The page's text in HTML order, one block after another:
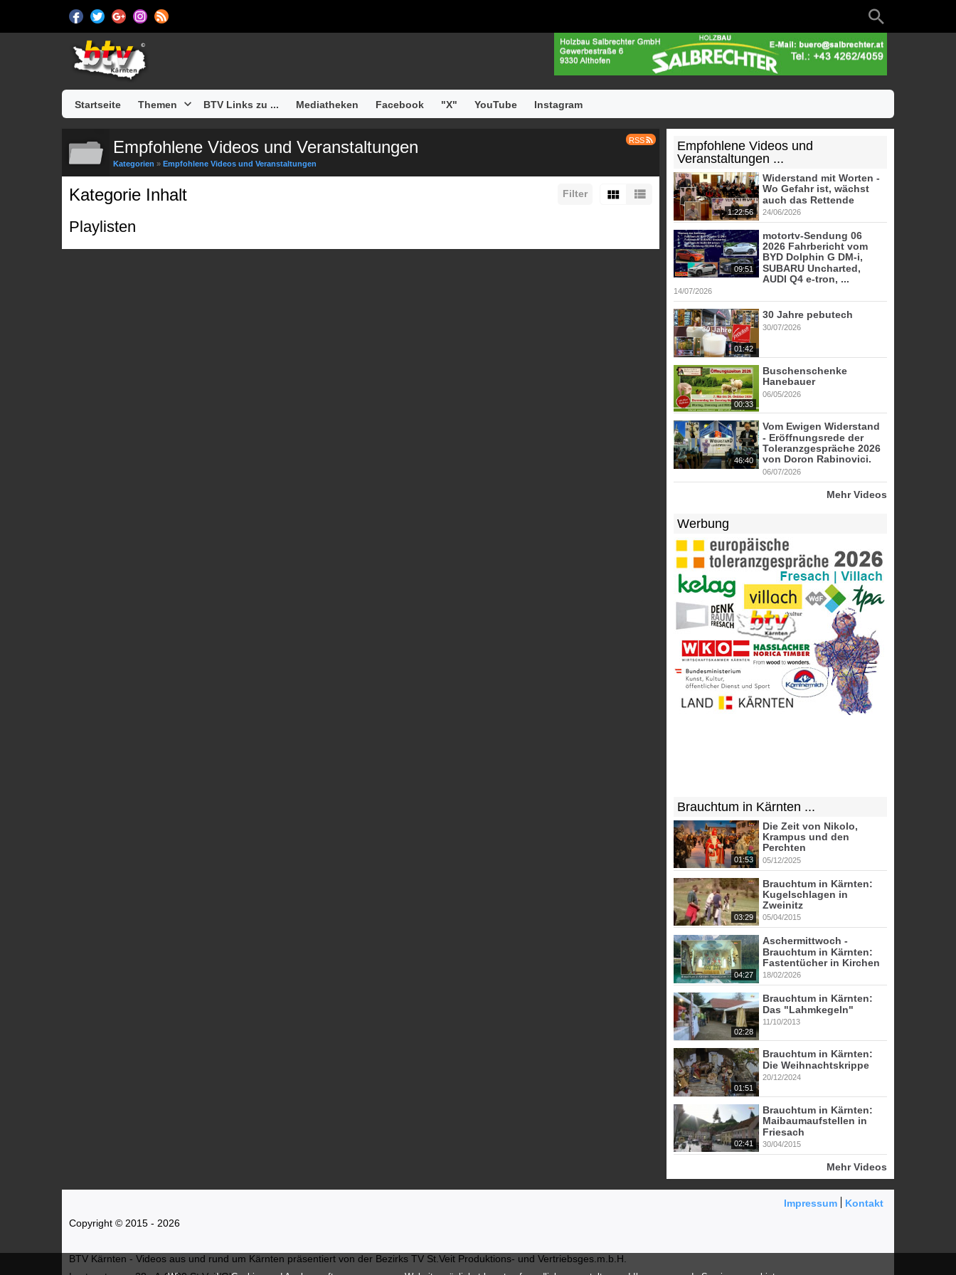
Startseite Themen BTV Links zu ... Mediatheken Facebook "X" YouTube Instagram
RSS
Empfohlene Videos und Veranstaltungen
Kategorien » Empfohlene Videos und Veranstaltungen
Filter
Kategorie Inhalt
Playlisten
Empfohlene Videos und
Veranstaltungen ...
1:22:56
Widerstand mit Worten -
Wo Gefahr ist, wächst
auch das Rettende
24/06/2026
09:51
motortv-Sendung 06
2026 Fahrbericht vom
BYD Dolphin G DM-i,
SUBARU Uncharted,
AUDI Q4 e-tron, ...
14/07/2026
01:42
30 Jahre pebutech
30/07/2026
00:33
Buschenschenke
Hanebauer
06/05/2026
46:40
Vom Ewigen Widerstand
- Eröffnungsrede der
Toleranzgespräche 2026
von Doron Rabinovici.
06/07/2026
Mehr Videos
Werbung
Brauchtum in Kärnten ...
01:53
Die Zeit von Nikolo,
Krampus und den
Perchten
05/12/2025
03:29
Brauchtum in Kärnten:
Kugelschlagen in
Zweinitz
05/04/2015
04:27
Aschermittwoch -
Brauchtum in Kärnten:
Fastentücher in Kirchen
18/02/2026
02:28
Brauchtum in Kärnten:
Das "Lahmkegeln"
11/10/2013
01:51
Brauchtum in Kärnten:
Die Weihnachtskrippe
20/12/2024
02:41
Brauchtum in Kärnten:
Maibaumaufstellen in
Friesach
30/04/2015
Mehr Videos
Impressum
Kontakt
Copyright © 2015 - 2026
BTV Kärnten - Videos aus und rund um Kärnten präsentiert von der Bezirks TV St.Veit Produktions- und Vertriebsges.m.b.H.